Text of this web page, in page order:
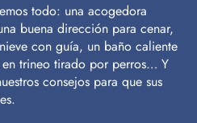
todo: una acogedora
buena dirección para cenar,
con guía, un baño caliente
trineo tirado por perros… Y
consejos para que sus